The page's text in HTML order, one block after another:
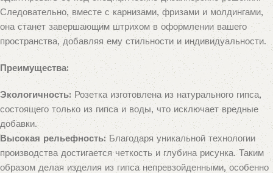
Следовательно, вместе с карнизами, фризами и молдингами,
она станет завершающим штрихом в оформлении вашего
пространства, добавляя ему стильности и индивидуальности.
Преимущества:
Экологичность: Розетка изготовлена из натурального гипса,
состоящего только из гипса и воды, что исключает вредные
добавки.
Высокая рельефность:Благодаря уникальной технологии
производства достигается четкость и глубина рисунка. Таким
образом делая изделия из гипса непревзойденными, особенно